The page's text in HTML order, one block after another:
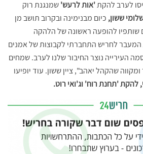
לערב להקת'אות לרעש'שמנגנת רוק
ששון, כיום מבנימינה ובקרוב תושב מן
שותפיו להופעה ראשונה של הלהקה
לחריש התחברתי לקבוצות של אמנים
העירייה נוצר החיבור שלנו לערב. שמחים
שהקהל יאהב", ציין ששון. עוד יופיעו
להקת 'תחנת רוח' וג'ואי רוט.